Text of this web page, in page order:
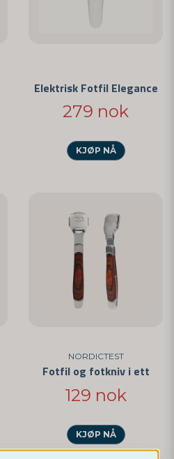
Elektrisk Fotfil Elegance
279 nok
KJØP NÅ
NORDICTEST
Fotfil og fotkniv i ett
129 nok
KJØP NÅ